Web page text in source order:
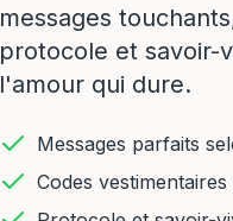
messages
protocole et savoir-
l'amour qui dure.
Messages parfaits
Codes